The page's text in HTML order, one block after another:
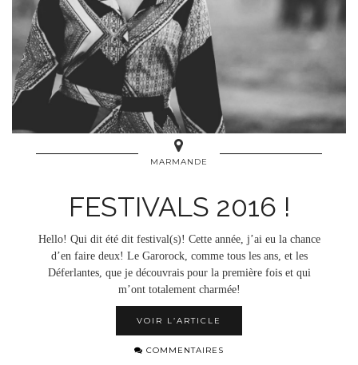
MARMANDE
FESTIVALS 2016 !
Hello! Qui dit été dit festival(s)! Cette année, j’ai eu la chance
d’en faire deux! Le Garorock, comme tous les ans, et les
Déferlantes, que je découvrais pour la première fois et qui
m’ont totalement charmée!
VOIR L’ARTICLE
COMMENTAIRES